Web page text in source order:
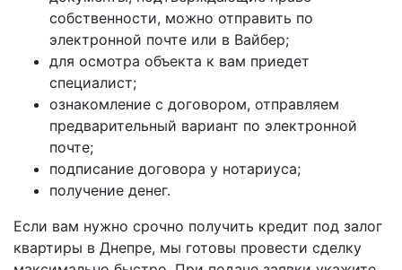
собственности, можно отправить по
электронной почте или в Вайбер;
для осмотра объекта к вам приедет
специалист;
ознакомление с договором, отправляем
предварительный вариант по электронной
почте;
подписание договора у нотариуса;
получение денег.
Если вам нужно срочно получить кредит под залог
квартиры в Днепре, мы готовы провести сделку